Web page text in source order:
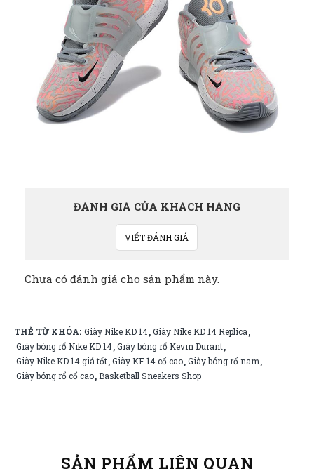
ĐÁNH GIÁ CỦA KHÁCH HÀNG
VIẾT ĐÁNH GIÁ
Chưa có đánh giá cho sản phẩm này.
THẺ TỪ KHÓA: Giày Nike KD 14,Giày Nike KD 14 Replica,
Giày bóng rổ Nike KD 14,Giày bóng rổ Kevin Durant,
Giày Nike KD 14 giá tốt,Giày KF 14 cổ cao,Giày bóng rổ nam,
Giày bóng rổ cổ cao,Basketball Sneakers Shop
SẢN PHẨM LIÊN QUAN